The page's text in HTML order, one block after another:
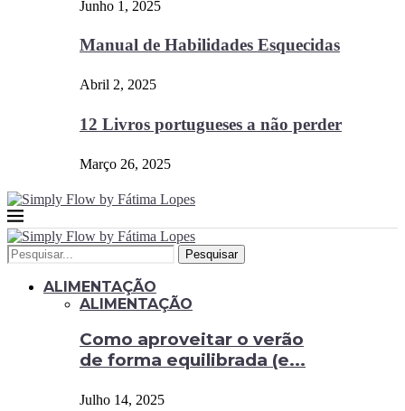
Junho 1, 2025
Manual de Habilidades Esquecidas
Abril 2, 2025
12 Livros portugueses a não perder
Março 26, 2025
Pesquisar
ALIMENTAÇÃO
ALIMENTAÇÃO
Como aproveitar o verão
de forma equilibrada (e...
Julho 14, 2025